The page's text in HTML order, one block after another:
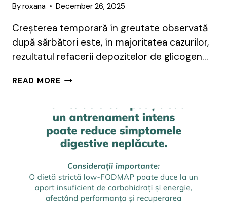
Byroxana December 26, 2025
Creșterea temporară în greutate observată
după sărbători este, în majoritatea cazurilor,
rezultatul refacerii depozitelor de glicogen…
READ MORE DE
DE
CRĂCIUN
NU
DUC
LA
ÎNGRĂȘARE,
DACĂ
FACI